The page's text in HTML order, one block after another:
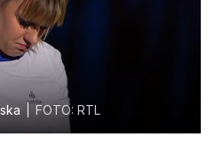
FOTO: RTL